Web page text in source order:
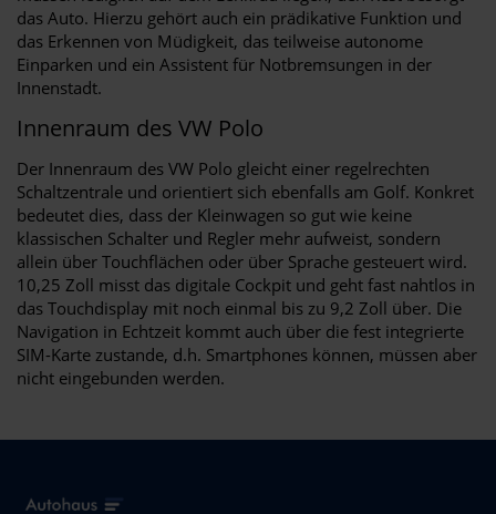
das Auto. Hierzu gehört auch ein prädikative Funktion und
das Erkennen von Müdigkeit, das teilweise autonome
Einparken und ein Assistent für Notbremsungen in der
Innenstadt.
Innenraum des VW Polo
Der Innenraum des VW Polo gleicht einer regelrechten
Schaltzentrale und orientiert sich ebenfalls am Golf. Konkret
bedeutet dies, dass der Kleinwagen so gut wie keine
klassischen Schalter und Regler mehr aufweist, sondern
allein über Touchflächen oder über Sprache gesteuert wird.
10,25 Zoll misst das digitale Cockpit und geht fast nahtlos in
das Touchdisplay mit noch einmal bis zu 9,2 Zoll über. Die
Navigation in Echtzeit kommt auch über die fest integrierte
SIM-Karte zustande, d.h. Smartphones können, müssen aber
nicht eingebunden werden.